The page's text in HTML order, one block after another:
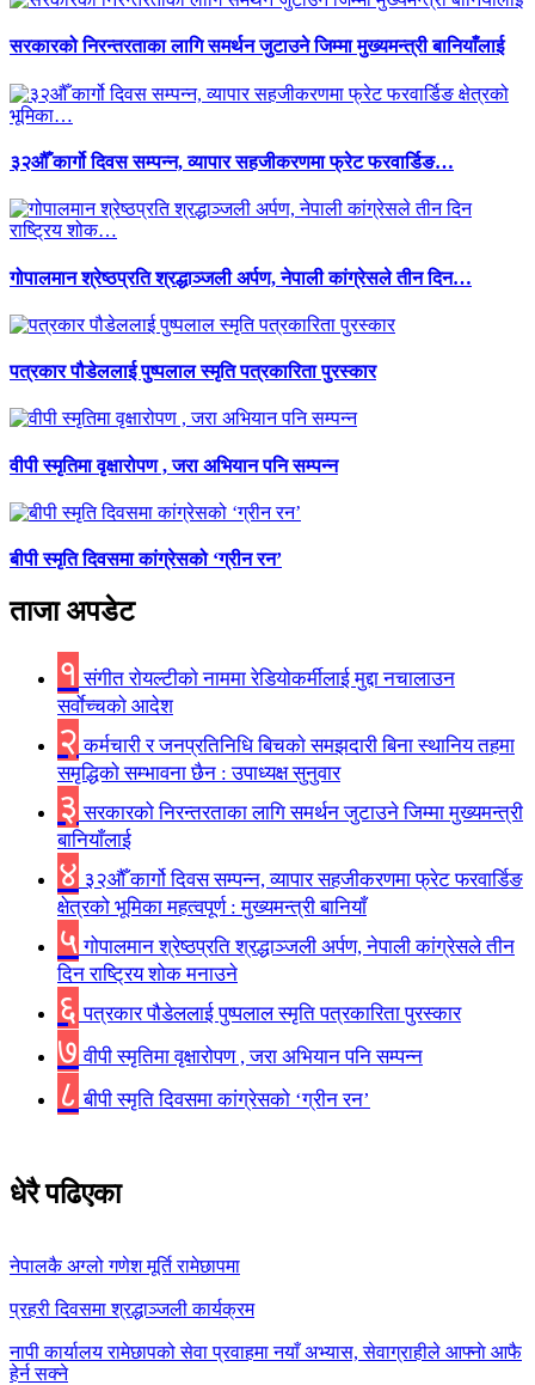
सरकारको निरन्तरताका लागि समर्थन जुटाउने जिम्मा मुख्यमन्त्री बानियाँलाई
३२औँ कार्गो दिवस सम्पन्न, व्यापार सहजीकरणमा फ्रेट फरवार्डिङ…
गोपालमान श्रेष्ठप्रति श्रद्धाञ्जली अर्पण, नेपाली कांग्रेसले तीन दिन…
पत्रकार पौडेललाई पुष्पलाल स्मृति पत्रकारिता पुरस्कार
वीपी स्मृतिमा वृक्षारोपण , जरा अभियान पनि सम्पन्न
बीपी स्मृति दिवसमा कांग्रेसको ‘ग्रीन रन’
ताजा अपडेट
१ संगीत राेयल्टीकाे नाममा रेडियोकर्मीलाई मुद्दा नचालाउन
सर्वाेच्चकाे आदेश
२ कर्मचारी र जनप्रतिनिधि बिचकाे समझदारी बिना स्थानिय तहमा
समृद्धिकाे सम्भावना छैन : उपाध्यक्ष सुनुवार
३ सरकारको निरन्तरताका लागि समर्थन जुटाउने जिम्मा मुख्यमन्त्री
बानियाँलाई
४ ३२औँ कार्गो दिवस सम्पन्न, व्यापार सहजीकरणमा फ्रेट फरवार्डिङ
क्षेत्रको भूमिका महत्वपूर्ण : मुख्यमन्त्री बानियाँ
५ गोपालमान श्रेष्ठप्रति श्रद्धाञ्जली अर्पण, नेपाली कांग्रेसले तीन
दिन राष्ट्रिय शोक मनाउने
६ पत्रकार पौडेललाई पुष्पलाल स्मृति पत्रकारिता पुरस्कार
७ वीपी स्मृतिमा वृक्षारोपण , जरा अभियान पनि सम्पन्न
८ बीपी स्मृति दिवसमा कांग्रेसको ‘ग्रीन रन’
धेरै पढिएका
नेपालकै अग्लो गणेश मूर्ति रामेछापमा
प्रहरी दिवसमा श्रद्धाञ्जली कार्यक्रम
नापी कार्यालय रामेछापको सेवा प्रवाहमा नयाँ अभ्यास, सेवाग्राहीले आफ्नाे आफै
हेर्न सक्ने